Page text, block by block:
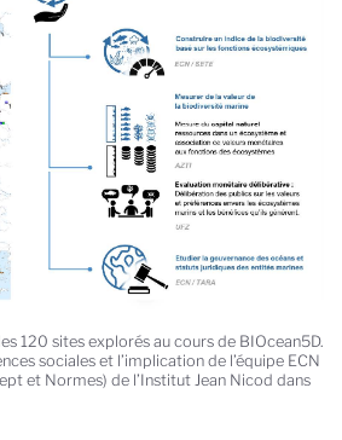
120 sites explorés au cours de BIOcean5D.
sociales et l’implication de l’équipe ECN
et Normes) de l’Institut Jean Nicod dans